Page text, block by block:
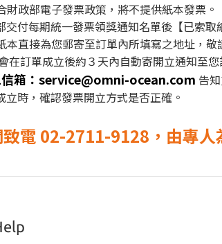
政部電子發票政策，將不提供紙本發票。
付每期統一發票領獎通知名單後【已索取
直接為您郵寄至訂單內所填寫之地址，敬
訂單成立後約３天內自動寄開立通知至您
箱 ： service@omni-ocean.com 告
時，確認發票開立方式是否正確。
電 02-2711-9128，由專人